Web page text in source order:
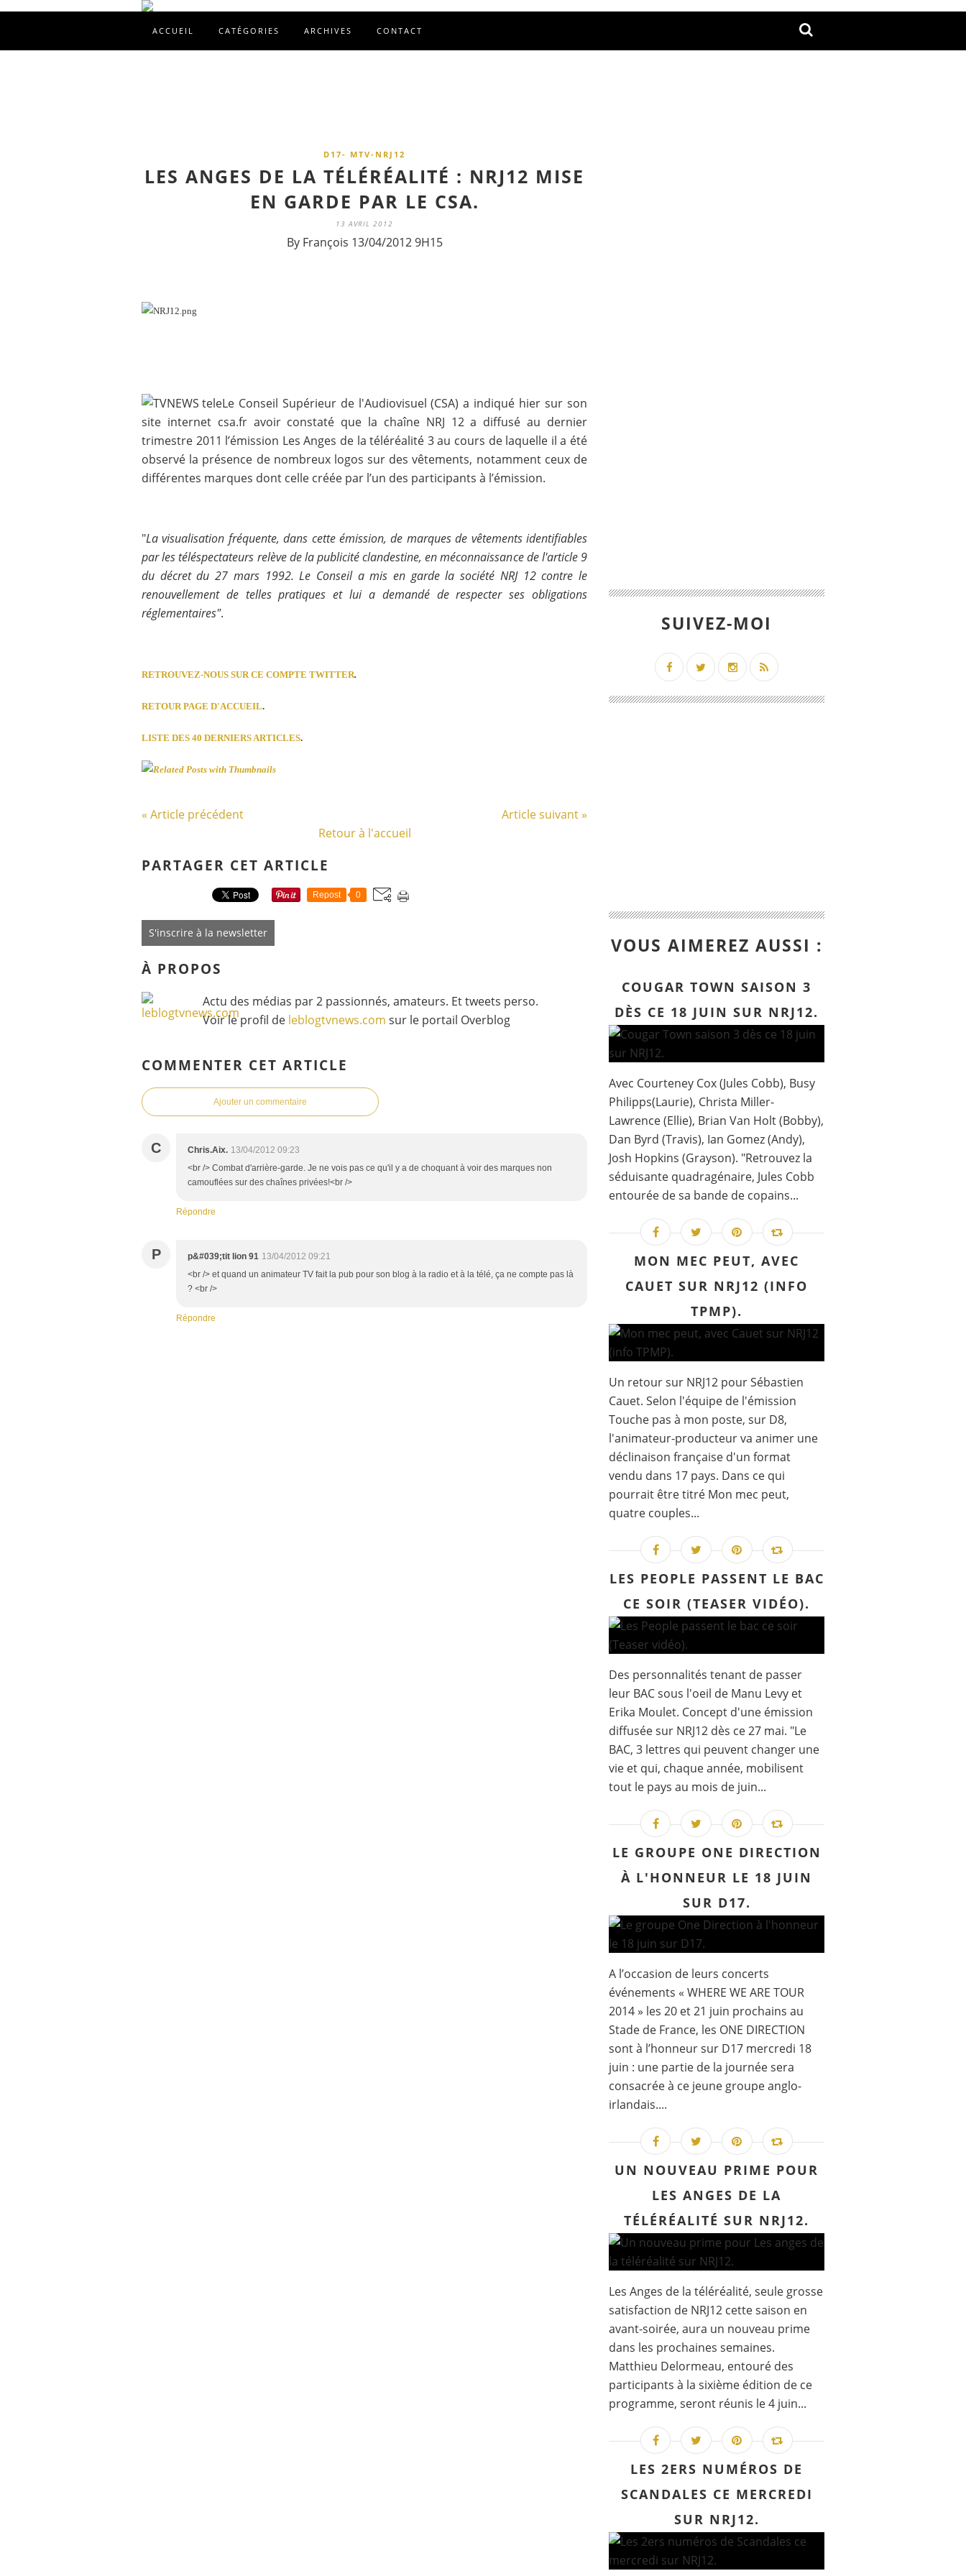
ACCUEIL CATÉGORIES ARCHIVES CONTACT
D17- MTV-NRJ12
LES ANGES DE LA TÉLÉRÉALITÉ : NRJ12 MISE
EN GARDE PAR LE CSA.
13 AVRIL 2012
By François 13/04/2012 9H15
Le Conseil Supérieur de l'Audiovisuel (CSA) a indiqué hier sur son
site internet csa.fr avoir constaté que la chaîne NRJ 12 a diffusé au dernier
trimestre 2011 l’émission Les Anges de la téléréalité 3 au cours de laquelle il a été
observé la présence de nombreux logos sur des vêtements, notamment ceux de
différentes marques dont celle créée par l’un des participants à l’émission.
"La visualisation fréquente, dans cette émission, de marques de vêtements identifiables
par les téléspectateurs relève de la publicité clandestine, en méconnaissance de l'article 9
du décret du 27 mars 1992. Le Conseil a mis en garde la société NRJ 12 contre le
renouvellement de telles pratiques et lui a demandé de respecter ses obligations
réglementaires".
RETROUVEZ-NOUS SUR CE COMPTE TWITTER.
RETOUR PAGE D'ACCUEIL.
LISTE DES 40 DERNIERS ARTICLES.
« Article précédent
Article suivant »
Retour à l'accueil
PARTAGER CET ARTICLE
Repost 0
S'inscrire à la newsletter
À PROPOS
Actu des médias par 2 passionnés, amateurs. Et tweets perso.
Voir le profil de leblogtvnews.com sur le portail Overblog
COMMENTER CET ARTICLE
Ajouter un commentaire
C Chris.Aix. 13/04/2012 09:23
<br /> Combat d'arrière-garde. Je ne vois pas ce qu'il y a de choquant à voir des marques non
camouflées sur des chaînes privées!<br />
Répondre
P p&#039;tit lion 91 13/04/2012 09:21
<br /> et quand un animateur TV fait la pub pour son blog à la radio et à la télé, ça ne compte pas là
? <br />
Répondre
SUIVEZ-MOI
VOUS AIMEREZ AUSSI :
COUGAR TOWN SAISON 3
DÈS CE 18 JUIN SUR NRJ12.
Avec Courteney Cox (Jules Cobb), Busy
Philipps(Laurie), Christa Miller-
Lawrence (Ellie), Brian Van Holt (Bobby),
Dan Byrd (Travis), Ian Gomez (Andy),
Josh Hopkins (Grayson). "Retrouvez la
séduisante quadragénaire, Jules Cobb
entourée de sa bande de copains...
MON MEC PEUT, AVEC
CAUET SUR NRJ12 (INFO
TPMP).
Un retour sur NRJ12 pour Sébastien
Cauet. Selon l'équipe de l'émission
Touche pas à mon poste, sur D8,
l'animateur-producteur va animer une
déclinaison française d'un format
vendu dans 17 pays. Dans ce qui
pourrait être titré Mon mec peut,
quatre couples...
LES PEOPLE PASSENT LE BAC
CE SOIR (TEASER VIDÉO).
Des personnalités tenant de passer
leur BAC sous l'oeil de Manu Levy et
Erika Moulet. Concept d'une émission
diffusée sur NRJ12 dès ce 27 mai. "Le
BAC, 3 lettres qui peuvent changer une
vie et qui, chaque année, mobilisent
tout le pays au mois de juin...
LE GROUPE ONE DIRECTION
À L'HONNEUR LE 18 JUIN
SUR D17.
A l’occasion de leurs concerts
événements « WHERE WE ARE TOUR
2014 » les 20 et 21 juin prochains au
Stade de France, les ONE DIRECTION
sont à l’honneur sur D17 mercredi 18
juin : une partie de la journée sera
consacrée à ce jeune groupe anglo-
irlandais....
UN NOUVEAU PRIME POUR
LES ANGES DE LA
TÉLÉRÉALITÉ SUR NRJ12.
Les Anges de la téléréalité, seule grosse
satisfaction de NRJ12 cette saison en
avant-soirée, aura un nouveau prime
dans les prochaines semaines.
Matthieu Delormeau, entouré des
participants à la sixième édition de ce
programme, seront réunis le 4 juin...
LES 2ERS NUMÉROS DE
SCANDALES CE MERCREDI
SUR NRJ12.